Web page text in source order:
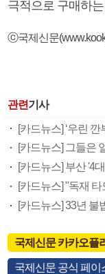
극적으로 구매하
ⓒ국제신문
관련기사
[카드뉴스] ‘우린
[카드뉴스] 그들은
[카드뉴스] 부산 '4
[카드뉴스] "독재
[카드뉴스] 33년
국제신문 카카오플
국제신문 공식 페이